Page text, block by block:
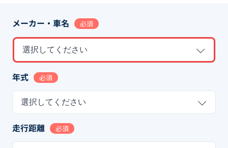
メーカー・車名 必須
選択してください
年式 必須
選択してください
走行距離 必須